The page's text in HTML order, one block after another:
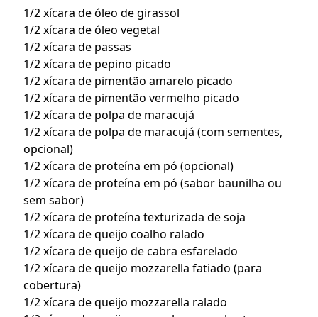
1/2 xícara de óleo de girassol
1/2 xícara de óleo vegetal
1/2 xícara de passas
1/2 xícara de pepino picado
1/2 xícara de pimentão amarelo picado
1/2 xícara de pimentão vermelho picado
1/2 xícara de polpa de maracujá
1/2 xícara de polpa de maracujá (com sementes,
opcional)
1/2 xícara de proteína em pó (opcional)
1/2 xícara de proteína em pó (sabor baunilha ou
sem sabor)
1/2 xícara de proteína texturizada de soja
1/2 xícara de queijo coalho ralado
1/2 xícara de queijo de cabra esfarelado
1/2 xícara de queijo mozzarella fatiado (para
cobertura)
1/2 xícara de queijo mozzarella ralado